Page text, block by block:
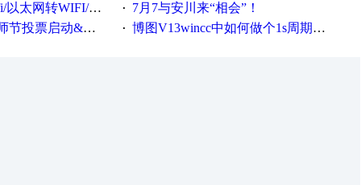
口/以太网转串口/wifi转以太网模块配置方法
·
7月7与安川来“相会”！
启动&周周有礼！
· 博图V13wincc中如何做个1s周期循环的脚本